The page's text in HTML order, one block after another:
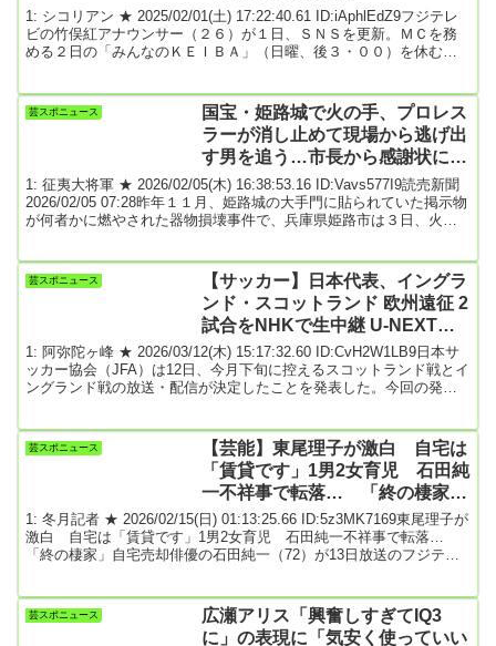
1: シコリアン ★ 2025/02/01(土) 17:22:40.61 ID:iAphlEdZ9フジテレ
ビの竹俣紅アナウンサー（２６）が１日、ＳＮＳを更新。ＭＣを務
める２日の「みんなのＫＥＩＢＡ」（日曜、後３・００）を休むこ
『みんなのＫＥＩＢＡ』は後輩が担当してくれます」と伝えた。さ
らに「東京も雨や雪の予報が出ていますね すべての馬、騎手の皆
さんが無事にレースを終えられますよう...
芸スポニュース
国宝・姫路城で火の手、プロレス
ラーが消し止めて現場から逃げ出
す男を追う…市長から感謝状に
「大したことはしていない」
1: 征夷大将軍 ★ 2026/02/05(木) 16:38:53.16 ID:Vavs577I9読売新聞
2026/02/05 07:28昨年１１月、姫路城の大手門に貼られていた掲示物
が何者かに燃やされた器物損壊事件で、兵庫県姫路市は３日、火を
贈った。清元秀泰市長は「勇気ある行動で、我々の文化財が守られ
た」とねぎらった。市によると、昨年１１月９日午前０時過ぎ、大
芸スポニュース
【サッカー】日本代表、イングラ
ンド・スコットランド 欧州遠征 2
試合をNHKで生中継 U-NEXTで
も配信決定 解説陣に中村俊輔氏
1: 阿弥陀ヶ峰 ★ 2026/03/12(木) 15:17:32.60 ID:CvH2W1LB9日本サ
ッカー協会（JFA）は12日、今月下旬に控えるスコットランド戦とイ
ングランド戦の放送・配信が決定したことを発表した。今回の発表
合を控えるなか、その2試合の放送・配信が決定したとのこと。前者
は『NHK総合テレビ』による生中継と、『NHK ONE』による同時配
芸スポニュース
【芸能】東尾理子が激白 自宅は
「賃貸です」1男2女育児 石田純
一不祥事で転落… 「終の棲家」
自宅売却
1: 冬月記者 ★ 2026/02/15(日) 01:13:25.66 ID:5z3MK7169東尾理子が
激白 自宅は「賃貸です」1男2女育児 石田純一不祥事で転落…
「終の棲家」自宅売却俳優の石田純一（72）が13日放送のフジテレ
たスターたちの現在や、当時の収入事情を取材。石田は「不倫は文
化」騒動、都知事選出馬騒動での番組やCMの降板など、自身を巡る
芸スポニュース
広瀬アリス「興奮しすぎてIQ3
に」の表現に「気安く使っていい